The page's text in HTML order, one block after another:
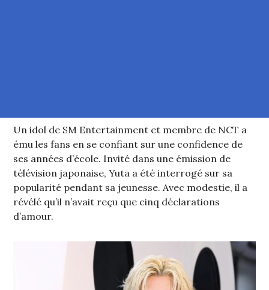
Un idol de SM Entertainment et membre de NCT a
ému les fans en se confiant sur une confidence de
ses années d’école. Invité dans une émission de
télévision japonaise, Yuta a été interrogé sur sa
popularité pendant sa jeunesse. Avec modestie, il a
révélé qu’il n’avait reçu que cinq déclarations
d’amour.